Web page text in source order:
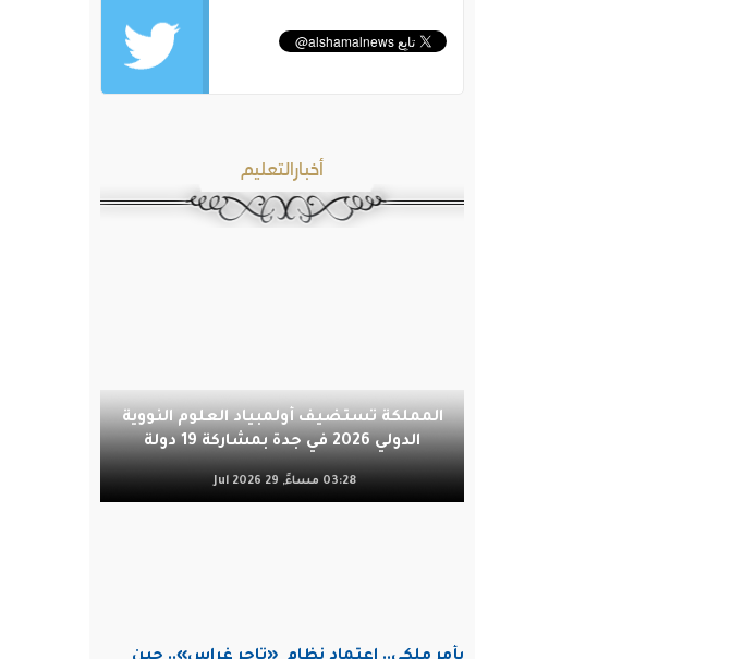
أخبارالتعليم
المملكة تستضيف أولمبياد العلوم النووية
الدولي 2026 في جدة بمشاركة 19 دولة
03:28 مساءً, 29 Jul 2026